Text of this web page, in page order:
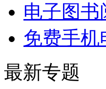
电子图书
免费手机
最新专题